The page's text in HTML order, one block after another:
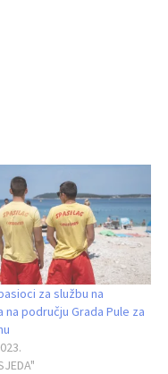
za službu na
na području Grada Pule za